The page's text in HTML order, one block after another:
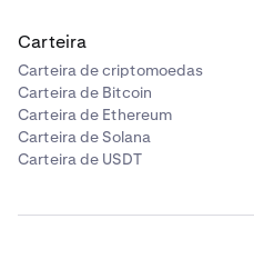
Carteira
Carteira de criptomoedas
Carteira de Bitcoin
Carteira de Ethereum
Carteira de Solana
Carteira de USDT